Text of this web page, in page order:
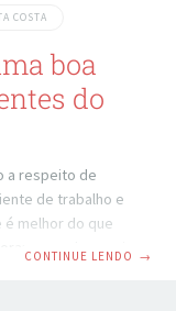
COSTA
boa
do
a respeito de
de trabalho e
é melhor do que
CONTINUE LENDO →